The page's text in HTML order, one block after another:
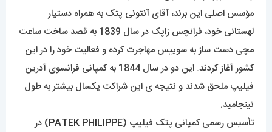
مؤسس اصلی این برند، آقای آنتونی پتک به همراه دستیار
لهستانی خود، فرانچس زاپک در سال 1839 به قصد ساخت ساعت
مچی دست ساز به سوییس مهاجرت کرده و فعالیت خود را در این
کشور آغاز کردند. این دو در سال 1844 به کمپانی فرانسوی آدرین
فیلیپ ملحق شدند و نتیجه ی این شراکت یکسال بیشتر به طول
نینجامید.
تأسیس رسمی کمپانی پتک فیلیپ (PATEK PHILIPPE) در